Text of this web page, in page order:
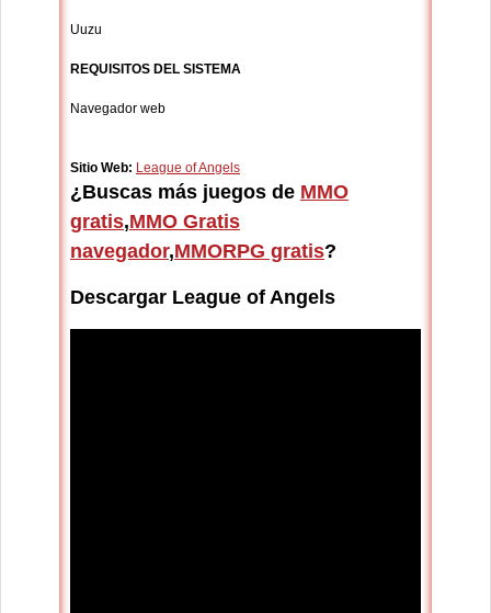
Uuzu
REQUISITOS DEL SISTEMA
Navegador web
Sitio Web: League of Angels
¿Buscas más juegos de MMO
gratis,MMO Gratis
navegador,MMORPG gratis?
Descargar League of Angels